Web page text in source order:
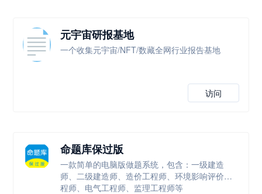
元宇宙研报基地
一个收集元宇宙/NFT/数藏全网行业报告基地
访问
命题库保过版
一款简单的电脑版做题系统，包含：一级建造
师、二级建造师、造价工程师、环境影响评价工
程师、电气工程师、监理工程师等